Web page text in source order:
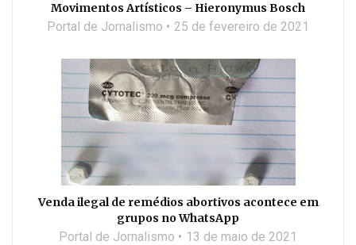
Movimentos Artísticos – Hieronymus Bosch
Portal de Jornalismo 25 de fevereiro de 2021
Venda ilegal de remédios abortivos acontece em
grupos no WhatsApp
Portal de Jornalismo 13 de maio de 2021